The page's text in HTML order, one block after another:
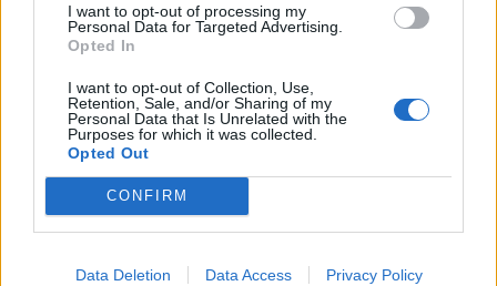
I want to opt-out of processing my
Personal Data for Targeted Advertising.
Opted In
I want to opt-out of Collection, Use,
Retention, Sale, and/or Sharing of my
Personal Data that Is Unrelated with the
Purposes for which it was collected.
Opted Out
CONFIRM
Data Deletion Data Access Privacy Policy
Μεταβιβάσεις ακινήτων: Έλεγχοι
ΕΝΦΙΑ
06/08/26|15:19
ΟΣΔΕ: Στη νέα ψηφιακή εποχή οι
αιτήσεις ενίσχυσης μέσω της
πλατφόρμας myAGRO